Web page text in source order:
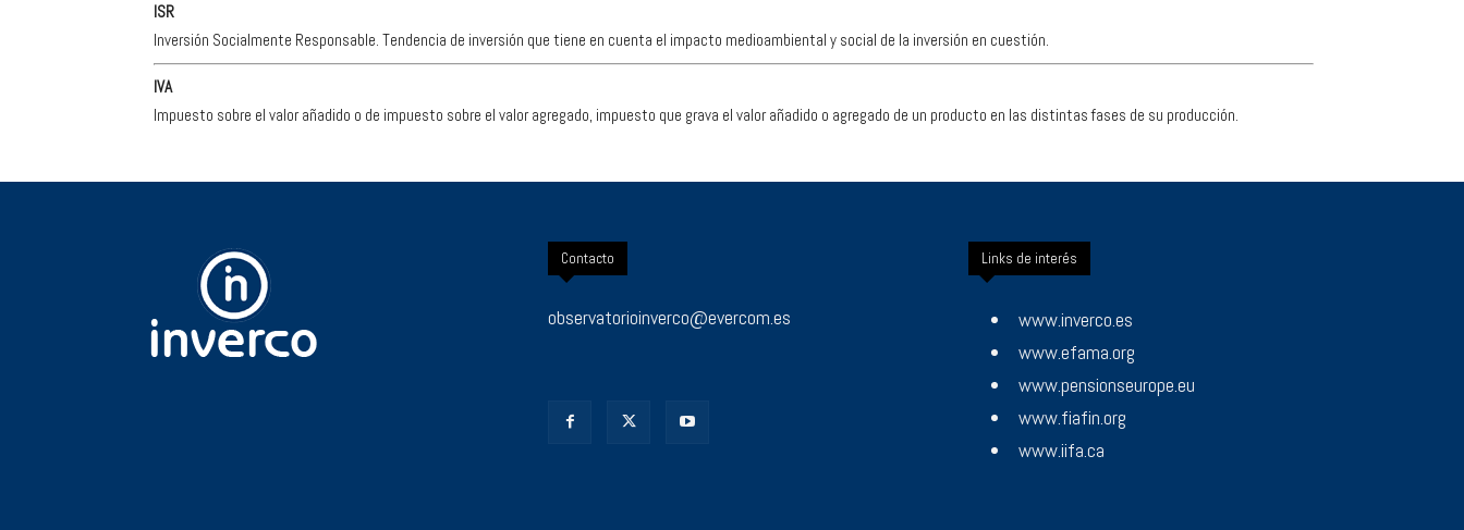
ISR
Inversión Socialmente Responsable. Tendencia de inversión que tiene en cuenta el impacto medioambiental y social de la inversión en cuestión.
IVA
Impuesto sobre el valor añadido o de impuesto sobre el valor agregado, impuesto que grava el valor añadido o agregado de un producto en las distintas fases de su producción.
Contacto
observatorioinverco@evercom.es
Links de interés
www.inverco.es
www.efama.org
www.pensionseurope.eu
www.fiafin.org
www.iifa.ca